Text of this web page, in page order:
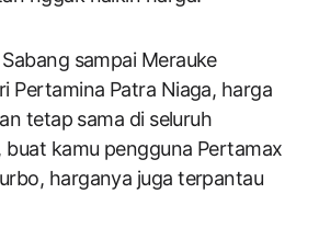
sampai Merauke
Pertamina Patra Niaga, harga
tetap sama di seluruh
buat kamu pengguna Pertamax
harganya juga terpantau